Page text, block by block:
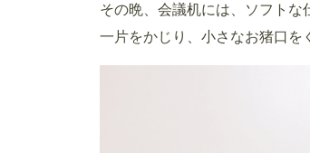
その晩、会議机には、ソフト
一片をかじり、小さなお猪口を